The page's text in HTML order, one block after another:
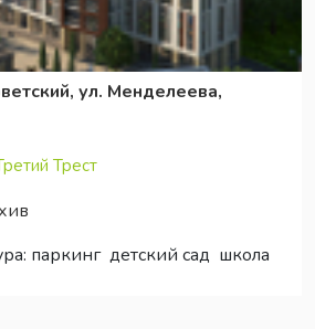
ул. Менделеева,
Трест
паркинг детский сад школа